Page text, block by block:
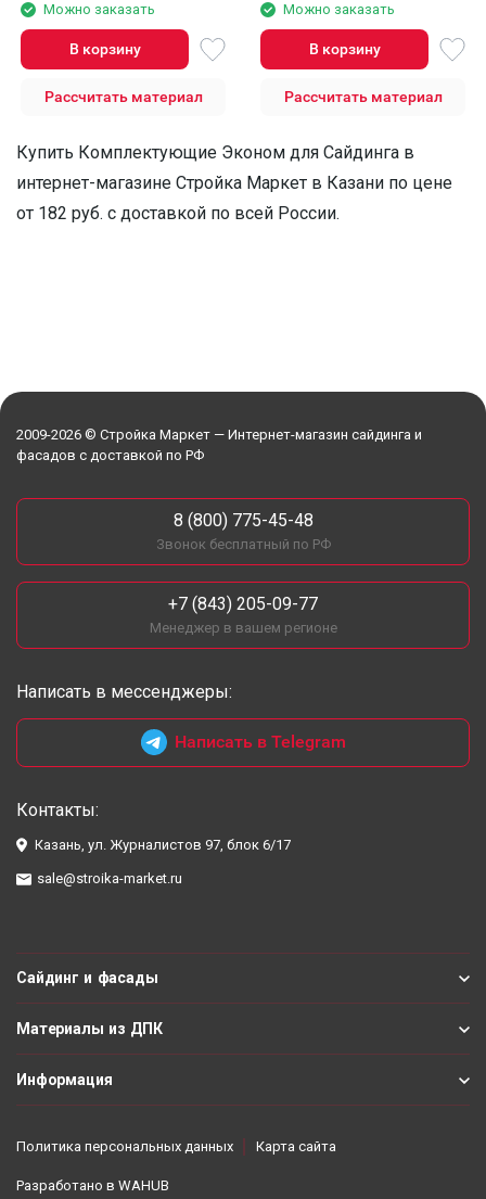
Можно заказать
В корзину
Рассчитать материал
Можно заказать
В корзину
Рассчитать материал
Купить Комплектующие Эконом для Сайдинга в
интернет-магазине Стройка Маркет в Казани по цене
от 182 руб. с доставкой по всей России.
2009-2026 © Стройка Маркет — Интернет-магазин сайдинга и
фасадов с доставкой по РФ
8 (800) 775-45-48
Звонок бесплатный по РФ
+7 (843) 205-09-77
Менеджер в вашем регионе
Написать в мессенджеры:
Написать в Telegram
Контакты:
Казань, ул. Журналистов 97, блок 6/17
sale@stroika-market.ru
Сайдинг и фасады
Материалы из ДПК
Информация
Политика персональных данных Карта сайта
Разработано в WAHUB